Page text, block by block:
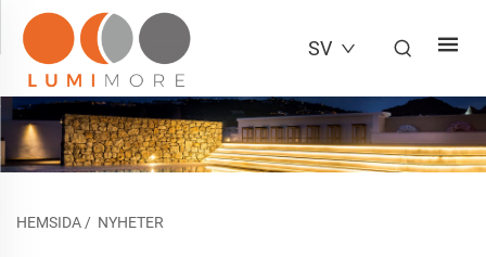
SV
HEMSIDA / NYHETER